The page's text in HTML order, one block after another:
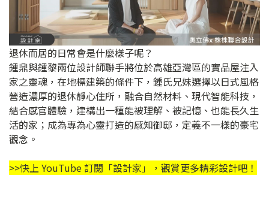
退休而居的日常會是什麼樣子呢？
鍾鼎與鍾黎兩位設計師聯手將位於高雄亞灣區的實品屋注入
家之靈魂，在地標建築的條件下，鍾氏兄妹選擇以日式風格
營造濃厚的退休靜心住所，融合自然材料、現代智能科技，
結合感官體驗，建構出一種能被理解、被記憶、也能長久生
活的家；成為專為心靈打造的感知御邸，定義不一樣的豪宅
觀念。
>>快上 YouTube 訂閱「設計家 」，觀賞更多精彩設計吧！